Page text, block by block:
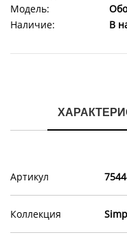
Модель:
Наличие:
В
Артикул
Коллекция